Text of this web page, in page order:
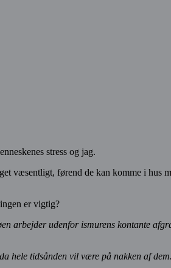
stress og jag.
væsentligt, førend de kan komme i hus
er vigtig?
arbejder udenfor ismurens kontante
hele tidsånden vil være på nakken af